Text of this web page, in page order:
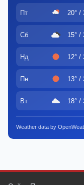
Пт 20° /
Сб 15° /
Нд 12° /
Пн 13° /
Вт 18° /
Weather data by